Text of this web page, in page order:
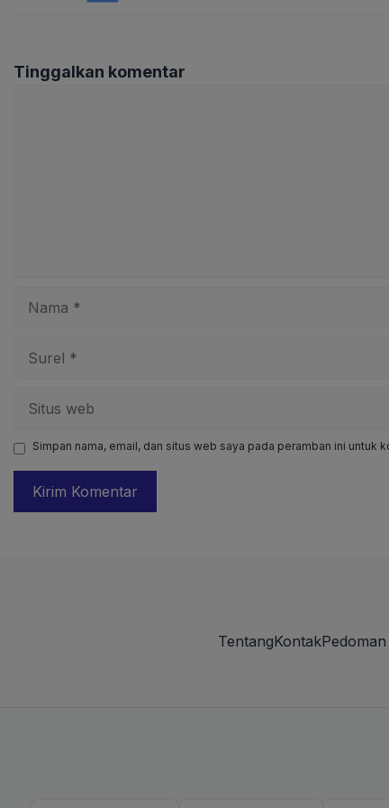
Tinggalkan komentar
web
Simpan nama, email, dan situs web saya pada peramban ini untuk
TentangKontak